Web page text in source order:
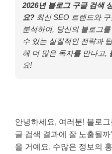
2026년 블로그 구글 검색
요? 최신 SEO 트렌드와
분석하여, 당신의 블로그
수 있는 실질적인 전략과
해 더 많은 독자를 만나고,
요!
안녕하세요, 여러분! 블로
글 검색 결과에 잘 노출될
을 거예요. 수많은 정보의